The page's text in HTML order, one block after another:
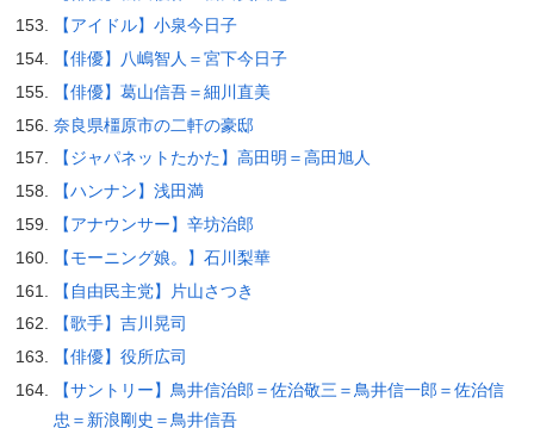
【アイドル】小泉今日子
【俳優】八嶋智人＝宮下今日子
【俳優】葛山信吾＝細川直美
奈良県橿原市の二軒の豪邸
【ジャパネットたかた】高田明＝高田旭人
【ハンナン】浅田満
【アナウンサー】辛坊治郎
【モーニング娘。】石川梨華
【自由民主党】片山さつき
【歌手】吉川晃司
【俳優】役所広司
【サントリー】鳥井信治郎＝佐治敬三＝鳥井信一郎＝佐治信
忠＝新浪剛史＝鳥井信吾